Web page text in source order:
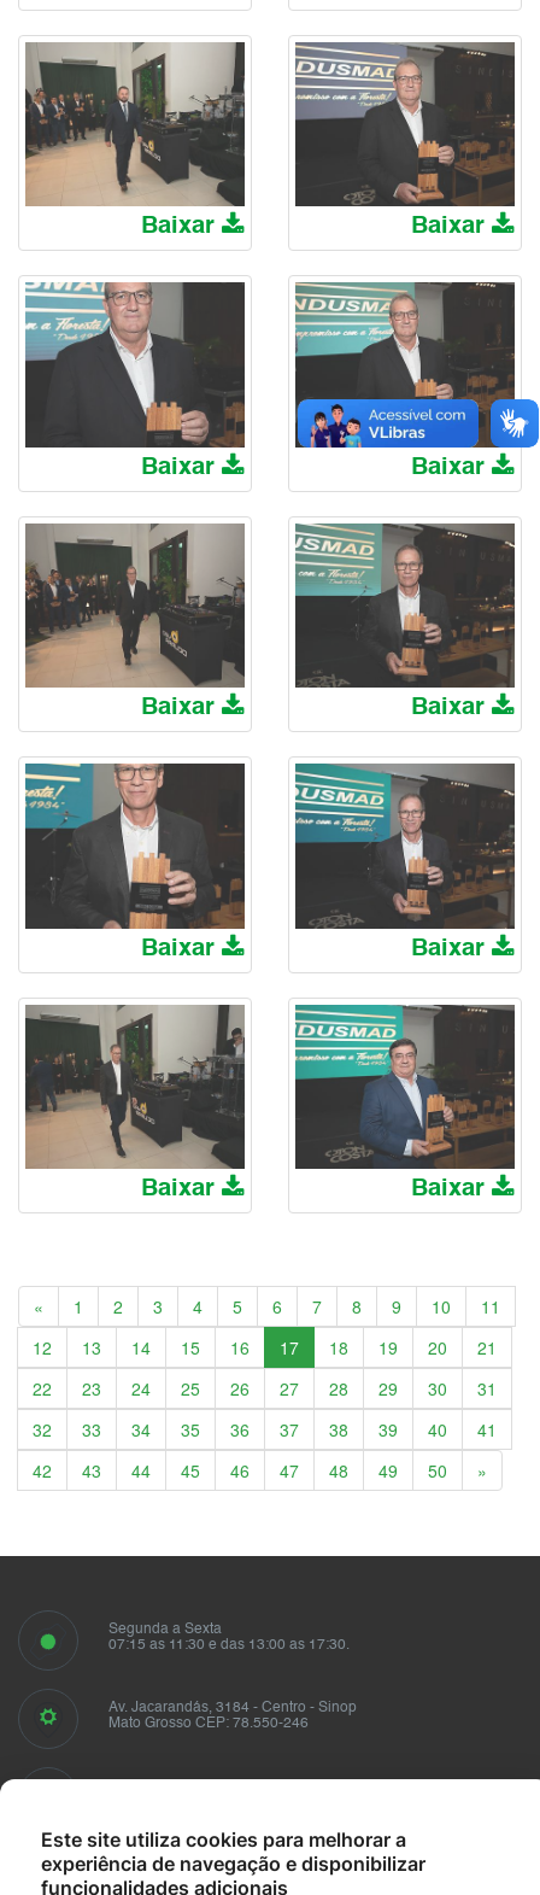
Baixar Baixar
Baixar Baixar
Baixar Baixar
Baixar Baixar
Baixar Baixar
« Anterior
1 2 3 4 5 6 7 8 9 10
11
12
13 14 15 16 17 18 19 20
21
22
23 24 25 26 27 28 29 30
31
32
33 34 35 36 37 38 39 40
41
42
43 44 45 46 47 48 49 50 »
Segunda a Sexta
07:15 as 11:30 e das 13:00 as 17:30.
Av. Jacarandás, 3184 - Centro - Sinop
Mato Grosso CEP: 78.550-246
Este site utiliza cookies para melhorar a
experiência de navegação e disponibilizar
funcionalidades adicionais